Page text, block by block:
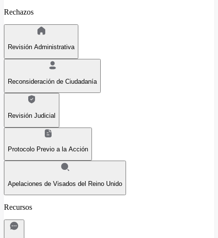
Rechazos
Revisión Administrativa
Reconsideración de Ciudadanía
Revisión Judicial
Protocolo Previo a la Acción
Apelaciones de Visados del Reino Unido
Recursos